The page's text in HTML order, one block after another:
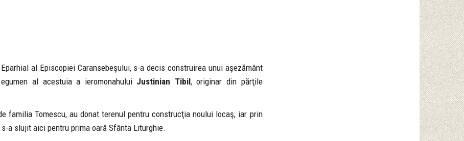
al Episcopiei Caransebeşului, s-a decis construirea unui aşezământ
al acestuia a ieromonahului Justinian Tibil, originar din părţile
familia Tomescu, au donat terenul pentru construcţia noului locaş, iar prin
a slujit aici pentru prima oară Sfânta Liturghie.